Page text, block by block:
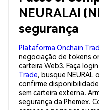
NEURALAI
segurança
Plataforma Onchain
negociação de tokens
carteira Web3. Faça
Trade, busque
confirme
sem carteira externa.
segurança da Phemex.